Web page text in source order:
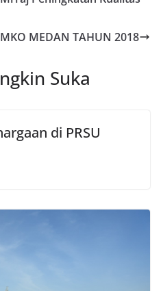
MEDAN TAHUN 2018
Suka
di PRSU